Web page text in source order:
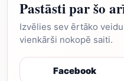
Pastāsti par šo
Izvēlies sev ērtāko
vienkārši nokopē saiti.
Facebook